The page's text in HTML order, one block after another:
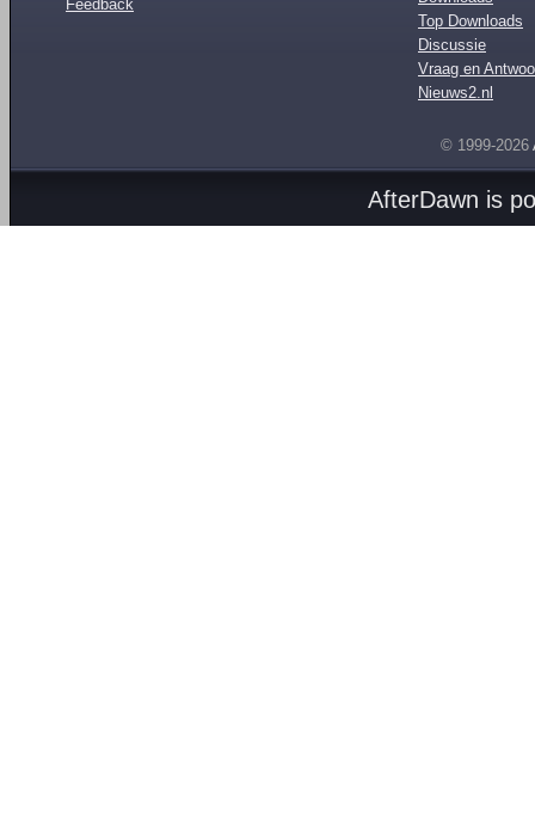
Feedback
Top Downloads
Discussie
Vraag en
Nieuws2.nl
© 1999-2026
AfterDawn is